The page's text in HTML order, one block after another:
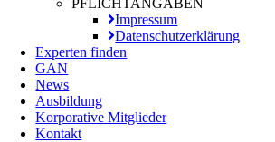
PFLICHTANGABEN
Impressum
Datenschutzerklärung
Experten finden
GAN
News
Ausbildung
Korporative Mitglieder
Kontakt